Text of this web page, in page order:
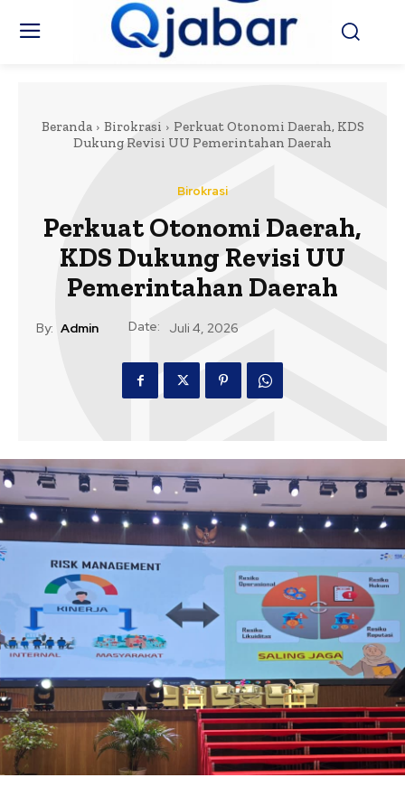
Beranda Birokrasi
Perkuat Otonomi Daerah, KDS
Dukung Revisi UU Pemerintahan Daerah
Birokrasi
Perkuat Otonomi Daerah,
KDS Dukung Revisi UU
Pemerintahan Daerah
By: Admin Date: Juli 4, 2026